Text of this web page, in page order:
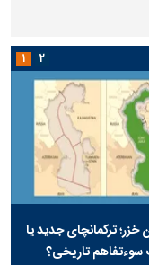
خزر؛ ترکمانچای جدید یا
سوءتفاهم تاریخی؟
۱ ۲